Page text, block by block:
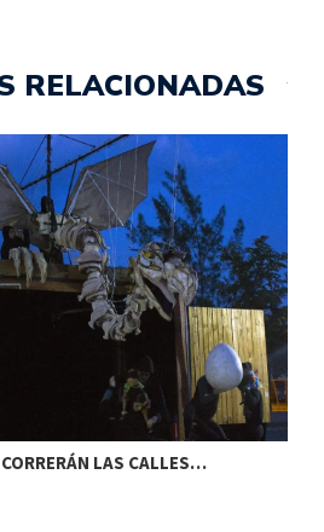
RELACIONADAS
LAS CALLES…